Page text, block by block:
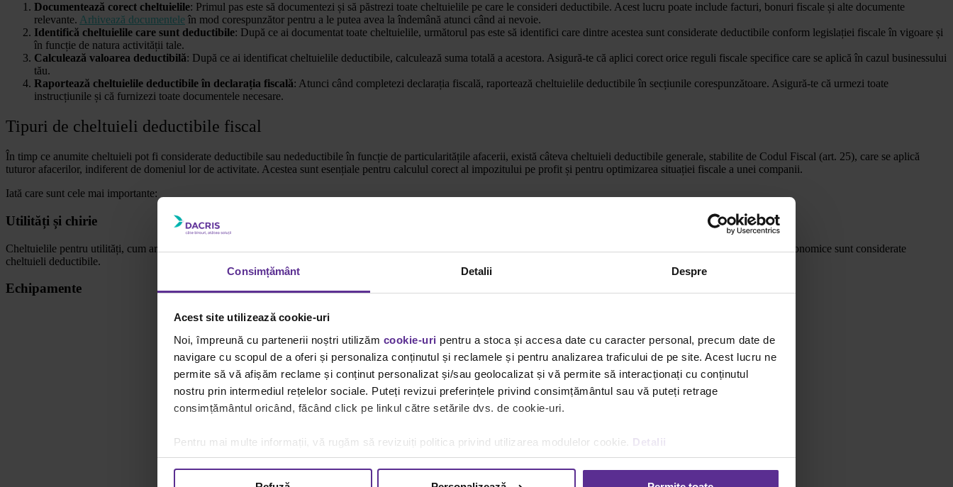
Consimțământ Detalii Despre
Acest site utilizează cookie-uri
Noi, împreună cu partenerii noștri utilizăm cookie-uri pentru a stoca și accesa date cu caracter personal, precum date de
navigare cu scopul de a oferi și personaliza conținutul și reclamele și pentru analizarea traficului de pe site. Acest lucru ne
permite să vă afișăm reclame și conținut personalizat și/sau geolocalizat și vă permite să interacționați cu conținutul
nostru prin intermediul rețelelor sociale. Puteți revizui preferințele privind consimțământul sau vă puteți retrage
consimțământul oricând, făcând click pe linkul către setările dvs. de cookie-uri.
Pentru mai multe informații, vă rugăm să revizuiți politica privind utilizarea modulelor cookie. Detalii
Documentează corect cheltuielile: Primul pas este să documentezi și să păstrezi toate cheltuielile pe care le consideri deductibile. Acest lucru poate include facturi, bonuri fiscale și alte documente
relevante. Arhivează documentele în mod corespunzător pentru a le putea avea la îndemână atunci când ai nevoie.
Identifică cheltuielile care sunt deductibile: După ce ai documentat toate cheltuielile, următorul pas este să identifici care dintre acestea sunt considerate deductibile conform legislației fiscale în vigoare și
în funcție de natura activității tale.
Calculează valoarea deductibilă: După ce ai identificat cheltuielile deductibile, calculează suma totală a acestora. Asigură-te că aplici corect orice reguli fiscale specifice care se aplică în cazul businessului
tău.
Raportează cheltuielile deductibile în declarația fiscală: Atunci când completezi declarația fiscală, raportează cheltuielile deductibile în secțiunile corespunzătoare. Asigură-te că urmezi toate
instrucțiunile și că furnizezi toate documentele necesare.
Tipuri de cheltuieli deductibile fiscal
În timp ce anumite cheltuieli pot fi considerate deductibile sau nedeductibile în funcție de particularitățile afacerii, există câteva cheltuieli deductibile generale, stabilite de Codul Fiscal (art. 25), care se aplică
tuturor afacerilor, indiferent de domeniul lor de activitate. Acestea sunt esențiale pentru calculul corect al impozitului pe profit și pentru optimizarea situației fiscale a unei companii.
Iată care sunt cele mai importante:
Utilități și chirie
Cheltuielile pentru utilități, cum ar fi electricitatea, apa, gazul, precum și chiriile plătite pentru spațiile de birouri sau pentru alte facilități folosite în scopul desfășurării activității economice sunt considerate
cheltuieli deductibile.
Echipamente